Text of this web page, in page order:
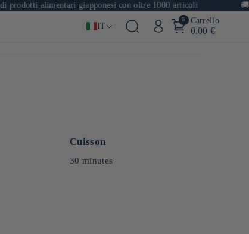
alimentari giapponesi con oltre 1000 articoli
IT
0 Carrello
0.00 €
Cuisson
30 minutes